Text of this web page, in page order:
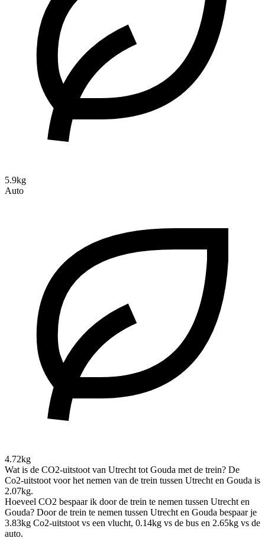
5.9kg
Auto
4.72kg
Wat is de CO2-uitstoot van Utrecht tot Gouda met de trein? De
Co2-uitstoot voor het nemen van de trein tussen Utrecht en Gouda is
2.07kg.
Hoeveel CO2 bespaar ik door de trein te nemen tussen Utrecht en
Gouda? Door de trein te nemen tussen Utrecht en Gouda bespaar je
3.83kg Co2-uitstoot vs een vlucht, 0.14kg vs de bus en 2.65kg vs de
auto.